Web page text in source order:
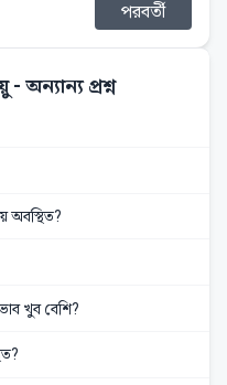
পরবর্তী
- অন্যান্য প্রশ্ন
অবস্থিত?
খুব বেশি?